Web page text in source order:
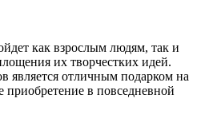
как взрослым людям, так и
их творчестких идей.
является отличным подарком на
приобретение в повседневной